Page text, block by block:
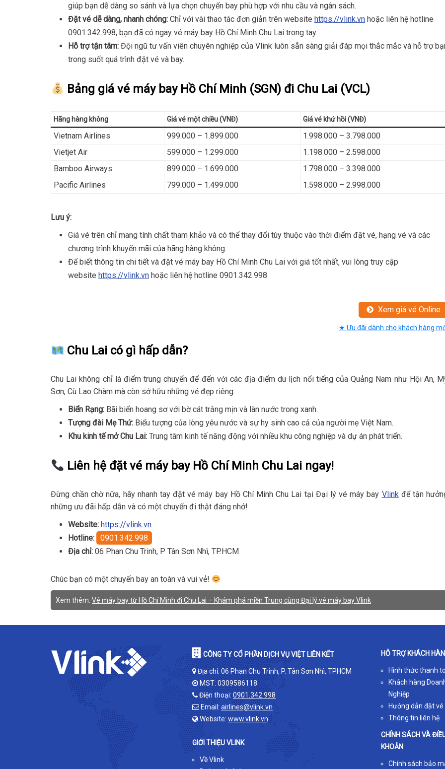
giúp bạn dễ dàng so sánh và lựa chọn chuyến bay phù hợp với nhu cầu và ngân sách.
Đặt vé dễ dàng, nhanh chóng: Chỉ với vài thao tác đơn giản trên website https://vlink.vn hoặc liên hệ hotline
0901.342.998, bạn đã có ngay vé máy bay Hồ Chí Minh Chu Lai trong tay.
Hỗ trợ tận tâm: Đội ngũ tư vấn viên chuyên nghiệp của Vlink luôn sẵn sàng giải đáp mọi thắc mắc và hỗ trợ
trong suốt quá trình đặt vé và bay.
Bảng giá vé máy bay Hồ Chí Minh (SGN) đi Chu Lai (VCL)
Hãng hàng không Giá vé một chiều (VNĐ) Giá vé khứ hồi (VNĐ)
Vietnam Airlines 999.000 – 1.899.000
1.998.000 – 3.798.000
Vietjet Air
599.000 – 1.299.000
1.198.000 – 2.598.000
Bamboo Airways
899.000 – 1.699.000
1.798.000 – 3.398.000
Pacific Airlines
799.000 – 1.499.000 1.598.000 – 2.998.000
Lưu ý:
Giá vé trên chỉ mang tính chất tham khảo và có thể thay đổi tùy thuộc vào thời điểm đặt vé, hạng vé và các
chương trình khuyến mãi của hãng hàng không.
Để biết thông tin chi tiết và đặt vé máy bay Hồ Chí Minh Chu Lai với giá tốt nhất, vui lòng truy cập
website https://vlink.vn hoặc liên hệ hotline 0901.342.998.
Xem giá vé Online
★ Ưu đãi dành cho khách hàng
Chu Lai có gì hấp dẫn?
Chu Lai không chỉ là điểm trung chuyển để đến với các địa điểm du lịch nổi tiếng của Quảng Nam như Hội An,
Sơn, Cù Lao Chàm mà còn sở hữu những vẻ đẹp riêng:
Biển Rạng: Bãi biển hoang sơ với bờ cát trắng mịn và làn nước trong xanh.
Tượng đài Mẹ Thứ: Biểu tượng của lòng yêu nước và sự hy sinh cao cả của người mẹ Việt Nam.
Khu kinh tế mở Chu Lai: Trung tâm kinh tế năng động với nhiều khu công nghiệp và dự án phát triển.
Liên hệ đặt vé máy bay Hồ Chí Minh Chu Lai ngay!
Đừng chần chờ nữa, hãy nhanh tay đặt vé máy bay Hồ Chí Minh Chu Lai tại Đại lý vé máy bay Vlinkđể tận
những ưu đãi hấp dẫn và có một chuyến đi thật đáng nhớ!
Website: https://vlink.vn
Hotline:
0901.342.998
Địa chỉ: 06 Phan Chu Trinh, P Tân Sơn Nhì, TP.HCM
Chúc bạn có một chuyến bay an toàn và vui vẻ!
Xem thêm: Vé máy bay từ Hồ Chí Minh đi Chu Lai – Khám phá miền Trung cùng Đại lý vé máy bay Vlink
CÔNG TY CỔ PHẦN DỊCH VỤ VIỆT LIÊN KẾT
Địa chỉ: 06 Phan Chu Trinh, P. Tân Sơn Nhì, TPHCM
MST: 0309586118
Điện thoại: 0901.342.998
Email: airlines@vlink.vn
Website: www.vlink.vn
GIỚI THIỆU VLINK
Về Vlink
HỖ TRỢ KHÁCH
Hình thức thanh
Khách hàng
Nghiệp
Hướng dẫn đặt vé
Thông tin liên hệ
CHÍNH SÁCH VÀ
KHOẢN
Chính sách bảo